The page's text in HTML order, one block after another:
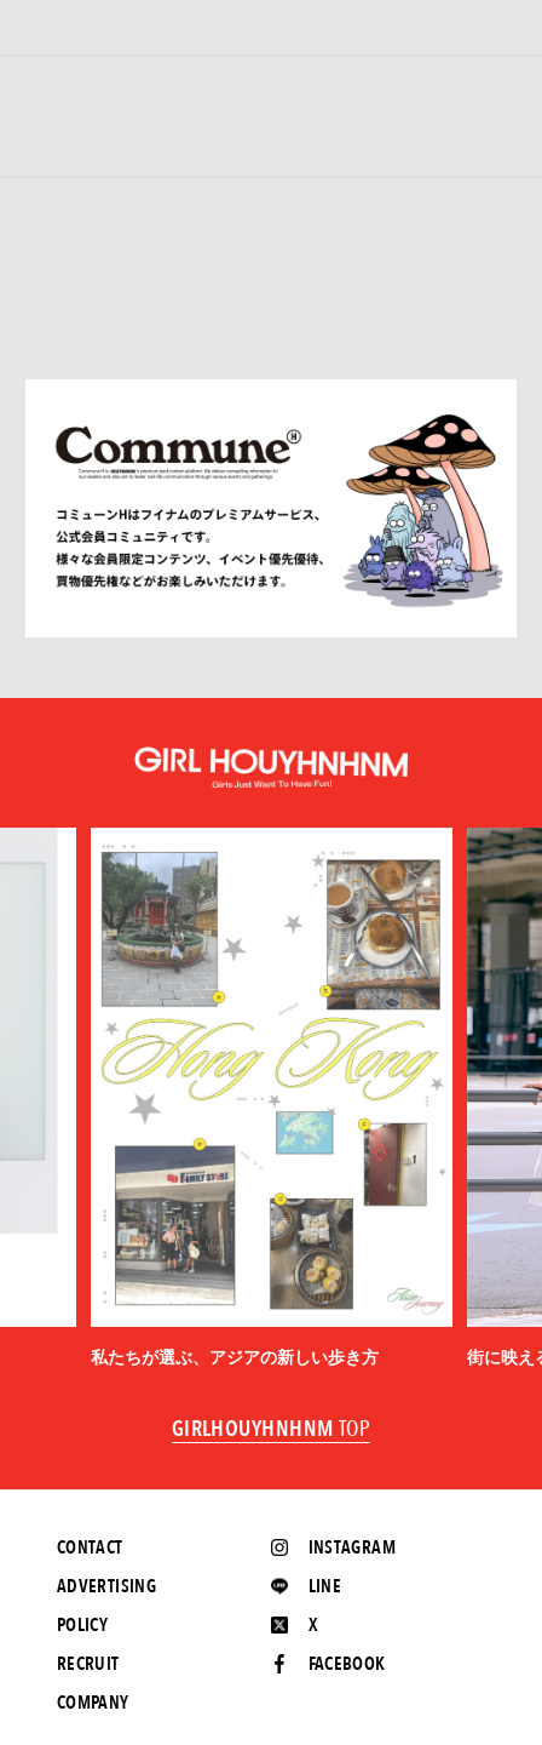
私たちが選ぶ、アジアの新しい歩き方 街に映え
GIRLHOUYHNHNM TOP
INSTAGRAM
LINE
X
FACEBOOK
CONTACT
ADVERTISING
POLICY
RECRUIT
COMPANY